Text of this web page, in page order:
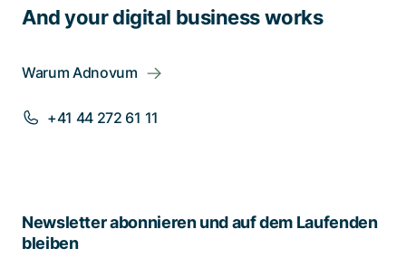
And your digital business works
Warum Adnovum
+41 44 272 61 11
Newsletter abonnieren und auf dem Laufenden
bleiben